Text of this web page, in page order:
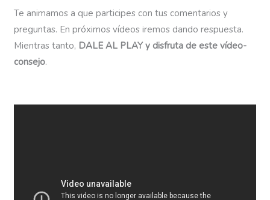
Te animamos a que participes con tus comentarios y
preguntas. En próximos vídeos iremos dando respuesta.
Mientras tanto, DALE AL PLAY y disfruta de este vídeo-
consejo.